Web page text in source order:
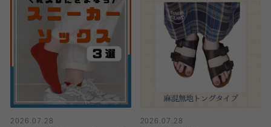
2026.07.28
2026.07.28